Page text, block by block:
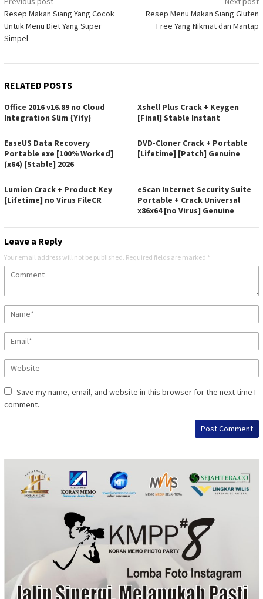
navigation
Resep Makan Siang Yang Cocok
Untuk Menu Diet Yang Super
Simpel
Resep Menu Makan Siang Gluten
Free Yang Nikmat dan Mantap
RELATED POSTS
Office 2016 v16.89 no Cloud
Integration Slim {Yify}
Xshell Plus Crack + Keygen
[Final] Stable Instant
EaseUS Data Recovery
Portable exe [100% Worked]
(x64) [Stable] 2026
DVD-Cloner Crack + Portable
[Lifetime] [Patch] Genuine
Lumion Crack + Product Key
[Lifetime] no Virus FileCR
eScan Internet Security Suite
Portable + Crack Universal
x86x64 [no Virus] Genuine
Leave a Reply
Your email address will not be published. Required fields are marked *
Save my name, email, and website in this browser for the next time I
comment.